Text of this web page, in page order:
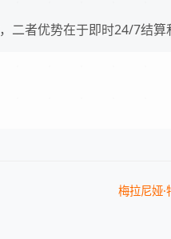
二者优势在于即时24/7结算
梅拉尼娅